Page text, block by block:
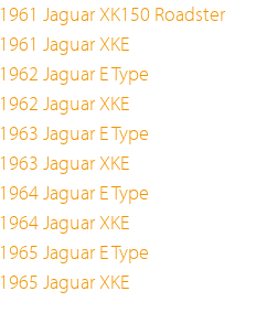
1961 Jaguar XK150 Roadster
1961 Jaguar XKE
1962 Jaguar E Type
1962 Jaguar XKE
1963 Jaguar E Type
1963 Jaguar XKE
1964 Jaguar E Type
1964 Jaguar XKE
1965 Jaguar E Type
1965 Jaguar XKE